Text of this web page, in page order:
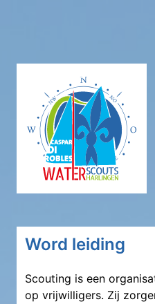
Word leiding
Scouting is een
op vrijwilligers. Zij